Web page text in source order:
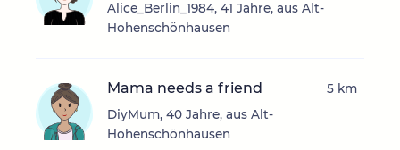
Alice_Berlin_1984, 41 Jahre, aus Alt-
Hohenschönhausen
Mama needs a friend
DiyMum, 40 Jahre, aus Alt-
Hohenschönhausen
5 km